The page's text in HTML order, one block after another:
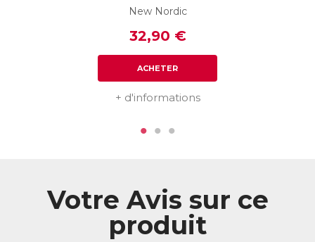
New Nordic
32,90 €
ACHETER
+ d'informations
Votre Avis sur ce
produit